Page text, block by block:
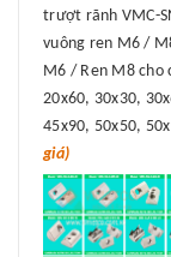
trượt rãnh VMC-
vuông ren M6 /
M6 / Ren M8 cho
20x60, 30x30,
45x90, 50x50,
giá)